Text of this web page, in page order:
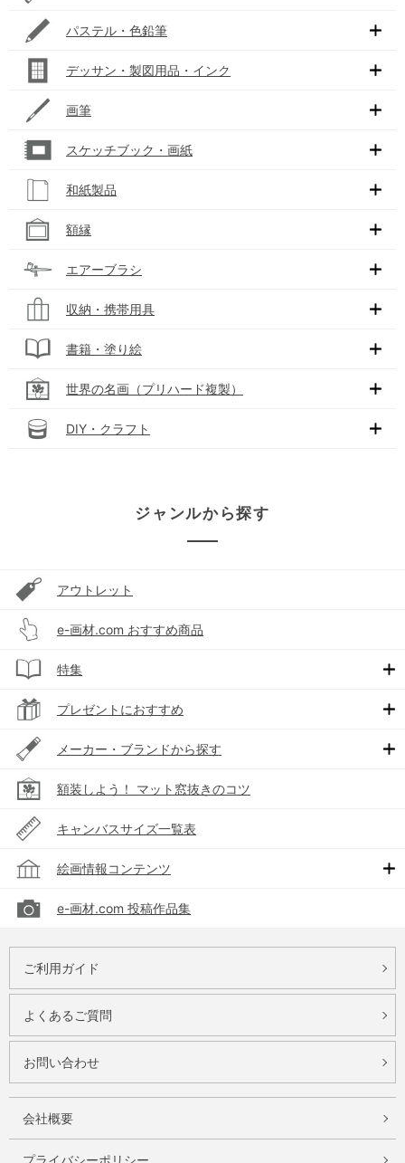
パステル・色鉛筆
デッサン・製図用品・インク
画筆
スケッチブック・画紙
和紙製品
額縁
エアーブラシ
収納・携帯用具
書籍・塗り絵
世界の名画（プリハード複製）
DIY・クラフト
ジャンルから探す
アウトレット
e-画材.com おすすめ商品
特集
プレゼントにおすすめ
メーカー・ブランドから探す
額装しよう！ マット窓抜きのコツ
キャンバスサイズ一覧表
絵画情報コンテンツ
e-画材.com 投稿作品集
ご利用ガイド
よくあるご質問
お問い合わせ
会社概要
プライバシーポリシー